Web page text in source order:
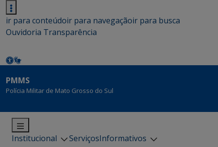
ir para conteúdoir para navegaçãoir para busca
Ouvidoria Transparência
PMMS
Polícia Militar de Mato Grosso do Sul
Institucional ServiçosInformativos